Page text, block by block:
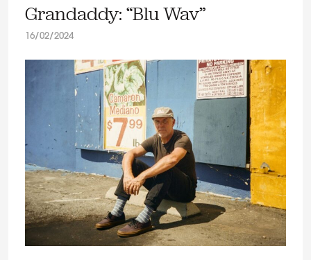
Grandaddy: “Blu Wav”
16/02/2024